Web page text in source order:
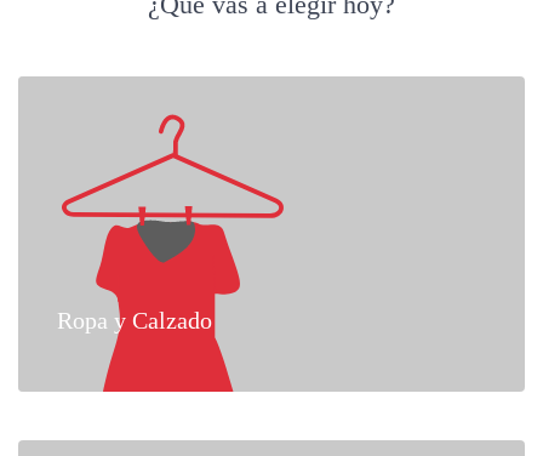
Ropa y Calzado